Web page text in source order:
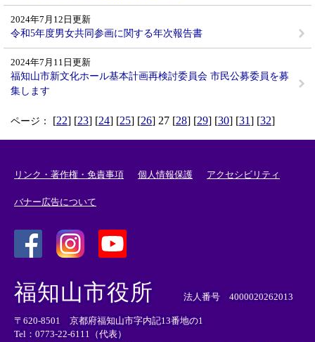
2024年7月12日更新
令和5年度男女共同参画に関する年次報告書
2024年7月11日更新
福知山市新文化ホール基本計画再検討委員会 市民公募委員を募
集します
ページ： [22] [23] [24] [25] [26] 27 [28] [29] [30] [31] [32]
リンク・著作権・免責事項 個人情報保護 アクセシビリティ
バナー広告について
外
部
リ
ン
ク
外
リ
ン
ク
外
部
ン
ク
福知山市役所 法人番号 4000020262013
〒620-8501 京都府福知山市字内記13番地の1
Tel：0773-22-6111（代表）